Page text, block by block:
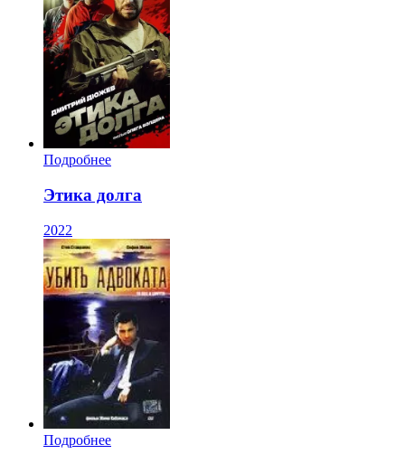
Подробнее
Этика долга
2022
Подробнее